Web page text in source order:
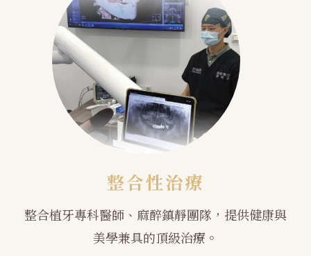
整合性治療
整合植牙專科醫師、麻醉鎮靜團隊，提供健康與
美學兼具的頂級治療。